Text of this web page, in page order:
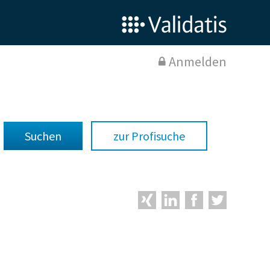
Anmelden
zur Profisuche